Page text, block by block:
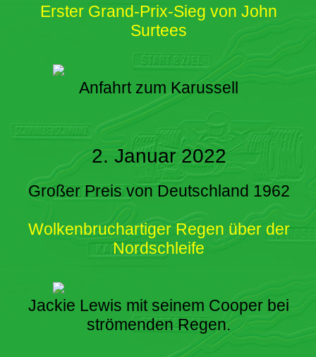
Erster Grand-Prix-Sieg von John
Surtees
Anfahrt zum Karussell
2. Januar 2022
Großer Preis von Deutschland 1962
Wolkenbruchartiger Regen über der
Nordschleife
Jackie Lewis mit seinem Cooper bei
strömenden Regen.